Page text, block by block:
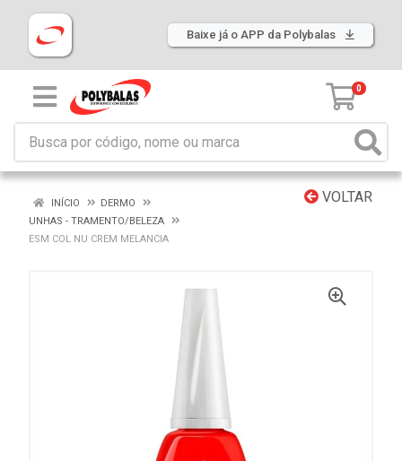
Baixe já o APP da Polybalas
0
VOLTAR
INÍCIO
DERMO
UNHAS - TRAMENTO/BELEZA
ESM COL NU CREM MELANCIA